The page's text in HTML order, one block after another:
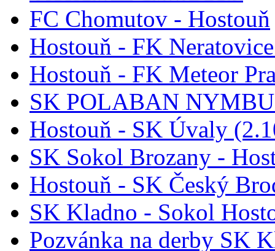
FC Chomutov - Hostouň
Hostouň - FK
Hostouň - FK Meteor
SK POLABAN
Hostouň - SK Úvaly
SK Sokol Brozany -
Hostouň - SK Český
SK Kladno - Sokol
Pozvánka na derby SK